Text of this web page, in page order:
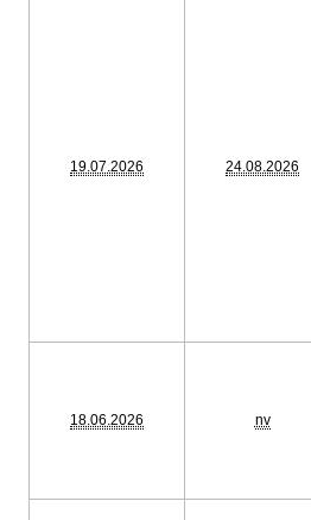
19.07.2026 24.08.2026
18.06.2026 nv